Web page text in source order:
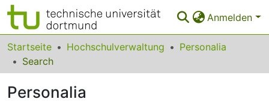
Anmelden
Bereiche & Sammlungen
Das gesamte Repositorium
Statistiken
Startseite Hochschulverwaltung
Personalia
Search
Personalia